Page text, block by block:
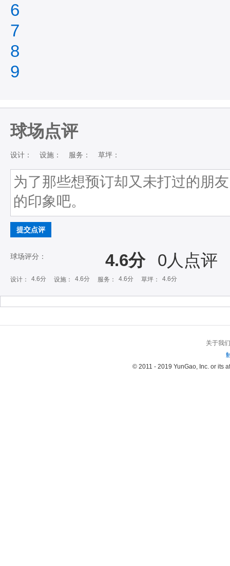
6
7
8
9
球场点评
设计： 设施： 服务： 草坪：
提交点评
球场评分： 4.6分 0人点评
设计： 4.6分 设施： 4.6分 服务： 4.6分 草坪： 4.6分
关于我们
© 2011 - 2019 YunGao, Inc. or its